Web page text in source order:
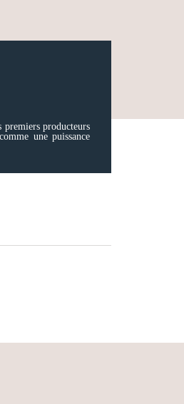
premiers producteurs
une puissance